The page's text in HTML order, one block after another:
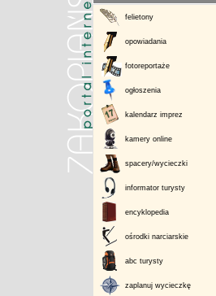
felietony
opowiadania
fotoreportaże
ogłoszenia
kalendarz imprez
kamery online
spacery/wycieczki
informator turysty
encyklopedia
ośrodki narciarskie
abc turysty
zaplanuj wycieczkę